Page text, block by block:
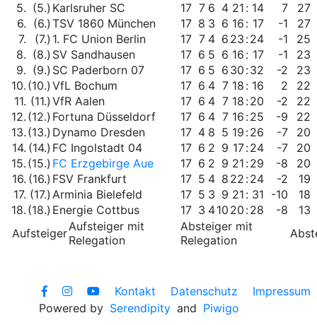
5. (5.) Karlsruher SC 17 7 6 4 21 : 14 7
27
6. (6.) TSV 1860 München 17 8 3 6 16 : 17 -1
27
7.
(7.) 1. FC Union Berlin 17 7 4 6 23 :24 -1
25
8. (8.) SV Sandhausen 17 6 5 6 16 : 17 -1
23
9. (9.) SC Paderborn 07 17 6 5 6 30 :32 -2
23
10. (10.) VfL Bochum 17 6 4 7 18 : 16 2
22
11. (11.) VfR Aalen 17 6 4 7 18 :20 -2
22
12. (12.) Fortuna Düsseldorf 17 6 4 7 16 :25 -9
22
13. (13.) Dynamo Dresden 17 4 8 5 19 :26 -7
20
14. (14.) FC Ingolstadt 04 17 6 2 9 17:24 -7
20
15. (15.) FC Erzgebirge Aue 17 6 2 9 21 :29 -8
20
16. (16.) FSV Frankfurt 17 5 4 8 22 :24 -2
19
17. (17.) Arminia Bielefeld 17 5 3 9 21 : 31 -10
18
18. (18.) Energie Cottbus 17 3 410 20 :28 -8
13
AufsteigerAufsteiger mit
Relegation
Absteiger mit
Relegation
Kontakt Datenschutz
Impressum
Powered by Serendipity and Piwigo